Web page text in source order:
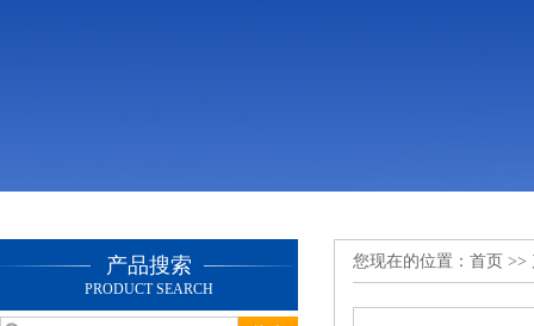
产品搜索
PRODUCT SEARCH
您现在的位置： 首页 >>